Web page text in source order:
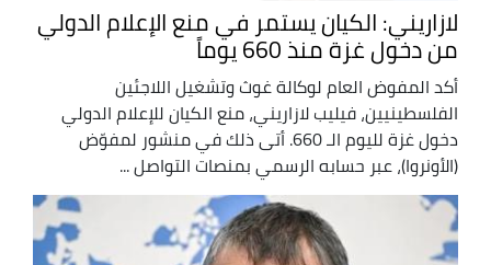
لازاريني: الكيان يستمر في منع الإعلام الدولي
من دخول غزة منذ 660 يوماً
أكد المفوض العام لوكالة غوث وتشغيل اللاجئين
الفلسطينيين، فيليب لازاريني، منع الكيان للإعلام الدولي
دخول غزة لليوم الـ 660. أتى ذلك في منشور لمفوّض
(الأونروا)، عبر حسابه الرسمي بمنصات التواصل ...